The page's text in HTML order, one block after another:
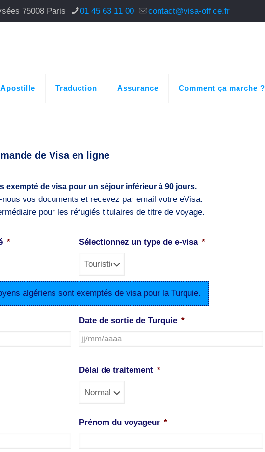
75008 Paris 01 45 63 11 00 contact@visa-office.fr
Traduction Assurance Comment ça marche ?
de Visa en ligne
exempté de visa pour un séjour inférieur à 90 jours.
vos documents et recevez par email votre eVisa.
pour les réfugiés titulaires de titre de voyage.
* Sélectionnez un type de e-visa *
algériens sont exemptés de visa pour la Turquie.
Date de sortie de Turquie *
slash
slash
Délai de traitement *
Prénom du voyageur *